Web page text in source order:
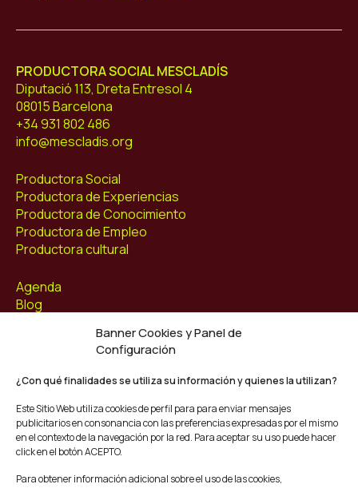
Banner Cookies y Panel de
Configuración
¿Con qué finalidades se utiliza su información y quienes la utilizan?
Este Sitio Web utiliza cookies de perfil para para enviar mensajes
publicitarios en consonancia con las preferencias expresadas por el mismo
en el contexto de la navegación por la red. Para aceptar su uso puede hacer
click en el botón ACEPTO.
Para obtener información adicional sobre el uso de las cookies,
PRODUCTORA SOCIAL MESCLADÍS
Diputació 113, Dreta Entresol 4
08015 Barcelona
+34 931 802 486
info@mescladis.org
Productora Social
Productora de Experiencias
Productora de Conocimiento
Productora de Empleo
Productora cultural
Agenda
Blog
Facebook
Youtube
Twitter/X
© Mescladís 2026